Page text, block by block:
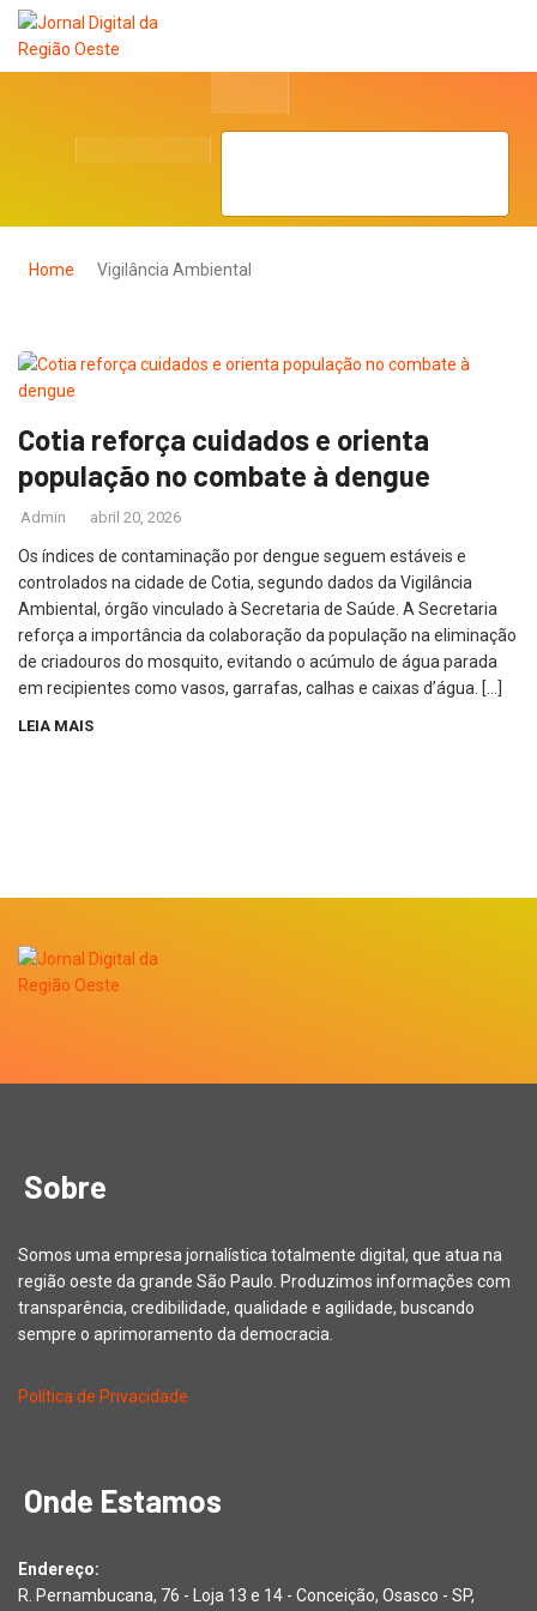
Home Vigilância Ambiental
Cotia reforça cuidados e orienta
população no combate à dengue
Admin abril 20, 2026
Os índices de contaminação por dengue seguem estáveis e
controlados na cidade de Cotia, segundo dados da Vigilância
Ambiental, órgão vinculado à Secretaria de Saúde. A Secretaria
reforça a importância da colaboração da população na eliminação
de criadouros do mosquito, evitando o acúmulo de água parada
em recipientes como vasos, garrafas, calhas e caixas d’água. […]
LEIA MAIS
Sobre
Somos uma empresa jornalística totalmente digital, que atua na
região oeste da grande São Paulo. Produzimos informações com
transparência, credibilidade, qualidade e agilidade, buscando
sempre o aprimoramento da democracia.
Política de Privacidade
Onde Estamos
Endereço:
R. Pernambucana, 76 - Loja 13 e 14 - Conceição, Osasco - SP,